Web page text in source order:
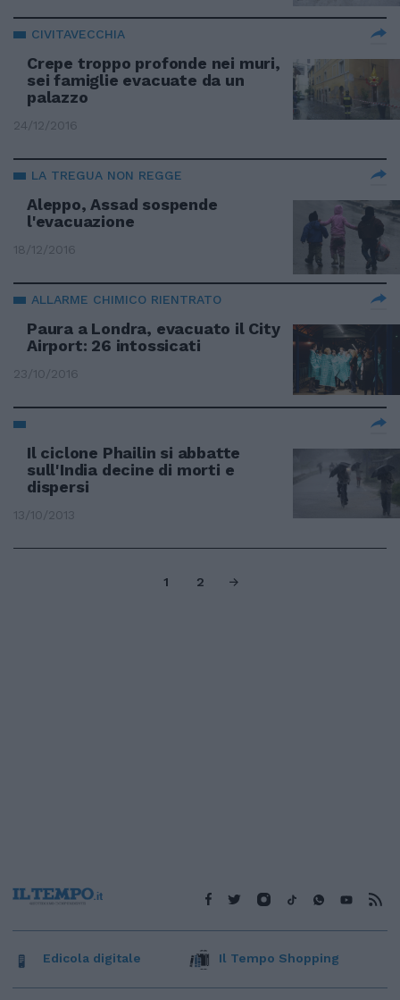
CIVITAVECCHIA
Crepe troppo profonde nei muri,
sei famiglie evacuate da un
palazzo
24/12/2016
LA TREGUA NON REGGE
Aleppo, Assad sospende
l'evacuazione
18/12/2016
ALLARME CHIMICO RIENTRATO
Paura a Londra, evacuato il City
Airport: 26 intossicati
23/10/2016
Il ciclone Phailin si abbatte
sull'India decine di morti e
dispersi
13/10/2013
1 2
Edicola digitale Il Tempo Shopping